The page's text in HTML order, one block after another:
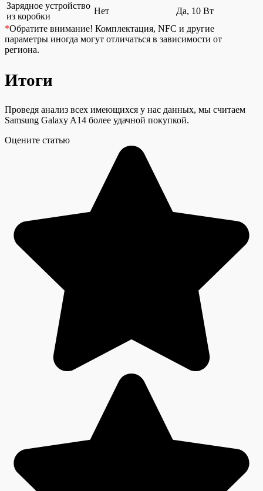
Зарядное устройство
из коробки
Нет
Да, 10 Вт
*Обратите внимание! Комплектация, NFC и другие
параметры иногда могут отличаться в зависимости от
региона.
Итоги
Проведя анализ всех имеющихся у нас данных, мы считаем
Samsung Galaxy A14 более удачной покупкой.
Оцените статью